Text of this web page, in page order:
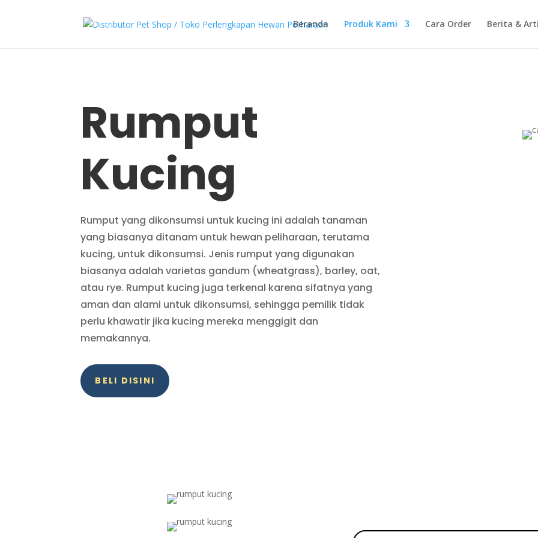
Beranda Produk Kami Cara Order Berita &
Rumput
Kucing
Rumput yang dikonsumsi untuk kucing ini adalah tanaman
yang biasanya ditanam untuk hewan peliharaan, terutama
kucing, untuk dikonsumsi. Jenis rumput yang digunakan
biasanya adalah varietas gandum (wheatgrass), barley, oat,
atau rye. Rumput kucing juga terkenal karena sifatnya yang
aman dan alami untuk dikonsumsi, sehingga pemilik tidak
perlu khawatir jika kucing mereka menggigit dan
memakannya.
BELI DISINI